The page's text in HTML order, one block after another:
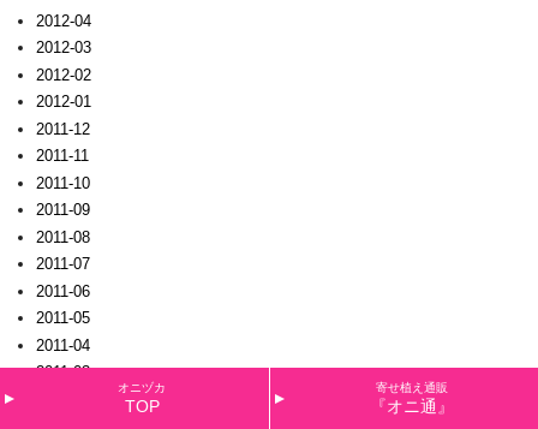
2012-04
2012-03
2012-02
2012-01
2011-12
2011-11
2011-10
2011-09
2011-08
2011-07
2011-06
2011-05
2011-04
2011-03
オニヅカ
TOP
寄せ植え通販
『オニ通』